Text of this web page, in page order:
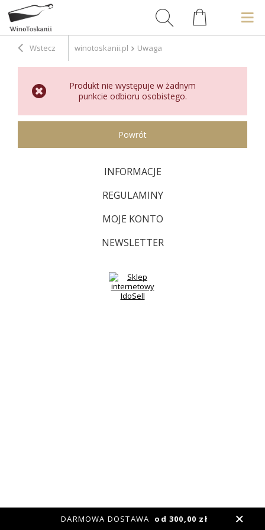
DARMOWA DOSTAWA od 300,00 zł
Wstecz winotoskanii.pl Uwaga
Produkt nie występuje w żadnym
punkcie odbioru osobistego.
Powrót
INFORMACJE
REGULAMINY
MOJE KONTO
NEWSLETTER